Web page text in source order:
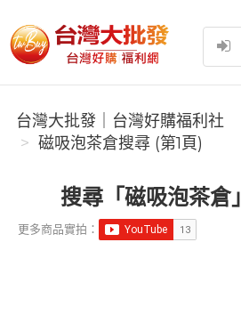
台灣大批發｜台灣好購福利社
台灣大批發｜台灣好購福利社
磁吸泡茶倉搜尋 (第1頁)
搜尋「磁吸泡茶倉
更多商品實拍：